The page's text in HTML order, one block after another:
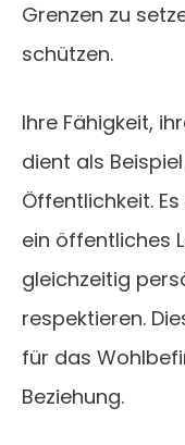
Grenzen zu
schützen.
Ihre Fähigkeit,
dient als
Öffentlichkeit.
ein öffentliches
gleichzeitig
respektieren.
für das
Beziehung.